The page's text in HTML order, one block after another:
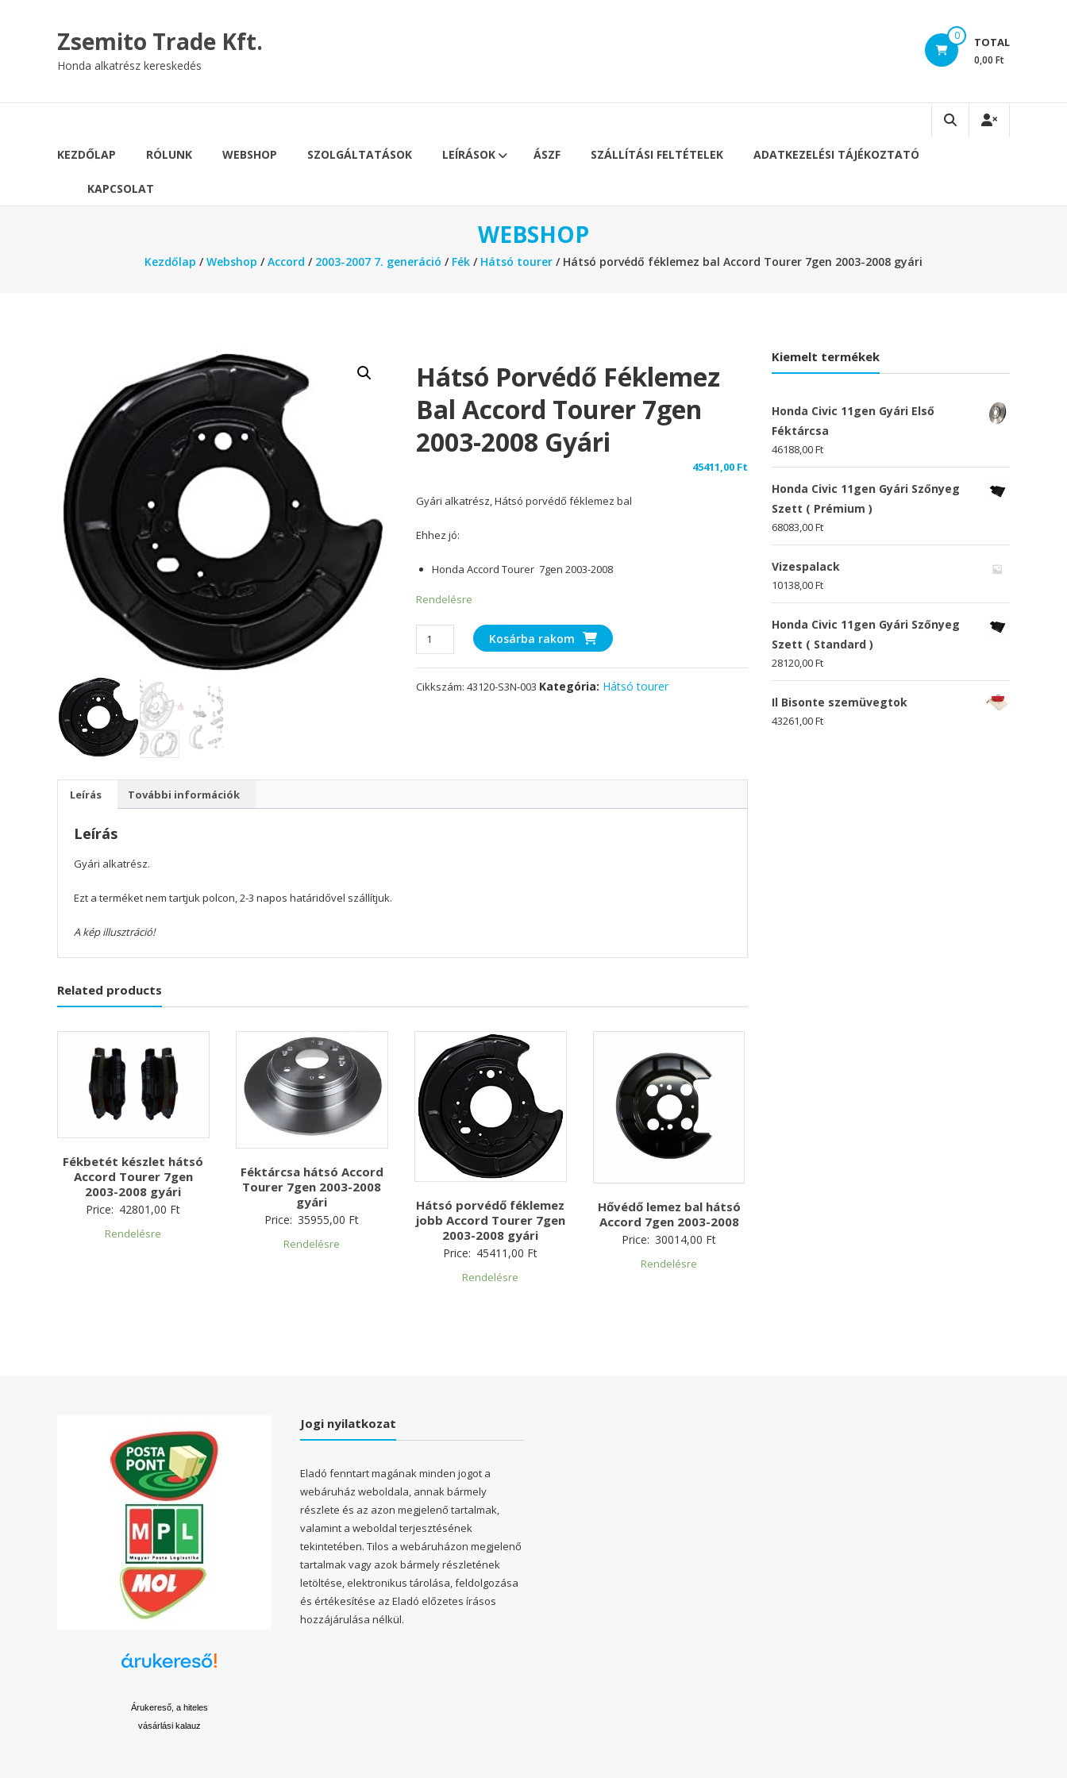
Zsemito Trade Kft.
Honda alkatrész kereskedés
0 TOTAL
0,00 Ft
KEZDŐLAP RÓLUNK WEBSHOP SZOLGÁLTATÁSOK LEÍRÁSOK ÁSZF SZÁLLÍTÁSI FELTÉTELEK ADATKEZELÉSI TÁJÉKOZTATÓ
KAPCSOLAT
WEBSHOP
Kezdőlap /Webshop /Accord / 2003-2007 7. generáció / Fék / Hátsó tourer / Hátsó porvédő féklemez bal Accord Tourer 7gen 2003-2008 gyári
Hátsó Porvédő Féklemez
Bal Accord Tourer 7gen
2003-2008 Gyári
45411,00 Ft
Gyári alkatrész, Hátsó porvédő féklemez bal
Ehhez jó:
Honda Accord Tourer 7gen 2003-2008
Rendelésre
Hátsó
porvédő
féklemez
bal
2008
Kosárba rakom
Cikkszám:43120-S3N-003 Kategória: Hátsó tourer
Leírás További információk
Leírás
Gyári alkatrész.
Ezt a terméket nem tartjuk polcon, 2-3 napos határidővel szállítjuk.
A kép illusztráció!
Related products
Fékbetét készlet hátsó
Accord Tourer 7gen
2003-2008 gyári
Price: 42801,00 Ft
Rendelésre
Féktárcsa hátsó Accord
Tourer 7gen 2003-2008
gyári
Price: 35955,00 Ft
Rendelésre
Hátsó porvédő féklemez
jobb Accord Tourer 7gen
2003-2008 gyári
Price: 45411,00 Ft
Rendelésre
Hővédő lemez bal hátsó
Accord 7gen 2003-2008
Price: 30014,00 Ft
Rendelésre
Kiemelt termékek
Honda Civic 11gen Gyári Első
Féktárcsa
46188,00Ft
Honda Civic 11gen Gyári Szőnyeg
Szett ( Prémium )
68083,00Ft
Vizespalack
10138,00Ft
Honda Civic 11gen Gyári Szőnyeg
Szett ( Standard )
28120,00Ft
Il Bisonte szemüvegtok
43261,00Ft
Árukereső, a hiteles
vásárlási kalauz
Jogi nyilatkozat
Eladó fenntart magának minden jogot a
webáruház weboldala, annak bármely
részlete és az azon megjelenő tartalmak,
valamint a weboldal terjesztésének
tekintetében. Tilos a webáruházon megjelenő
tartalmak vagy azok bármely részletének
letöltése, elektronikus tárolása, feldolgozása
és értékesítése az Eladó előzetes írásos
hozzájárulása nélkül.